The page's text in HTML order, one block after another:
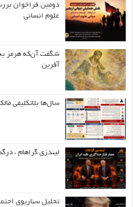
دومین فراخوان
علوم انسانی
شگفت آن‌که هرمز
آفرین
سال‌ها بلاتکلیفی
لیندزی گراهام ،
تحلیل سناریوی